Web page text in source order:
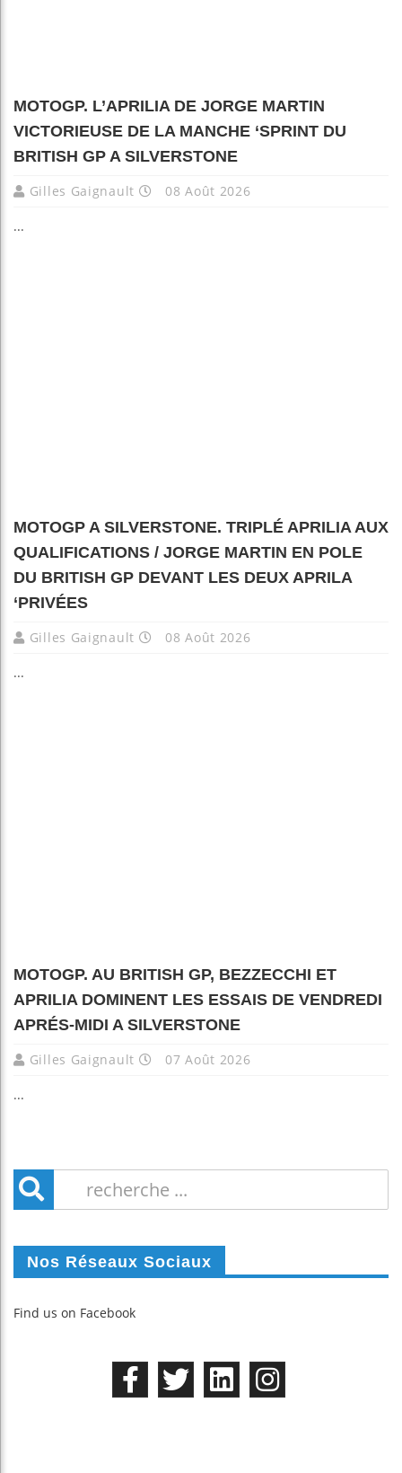
MOTOGP. L’APRILIA DE JORGE MARTIN
VICTORIEUSE DE LA MANCHE ‘SPRINT DU
BRITISH GP A SILVERSTONE
Gilles Gaignault 08 Août 2026
...
MOTOGP A SILVERSTONE. TRIPLÉ APRILIA AUX
QUALIFICATIONS / JORGE MARTIN EN POLE
DU BRITISH GP DEVANT LES DEUX APRILA
‘PRIVÉES
Gilles Gaignault 08 Août 2026
...
MOTOGP. AU BRITISH GP, BEZZECCHI ET
APRILIA DOMINENT LES ESSAIS DE VENDREDI
APRÉS-MIDI A SILVERSTONE
Gilles Gaignault 07 Août 2026
...
Nos Réseaux Sociaux
Find us on Facebook